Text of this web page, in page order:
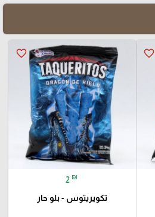
favorite_border
favorite_border
2 ₪
تكويريتوس - بلو حار